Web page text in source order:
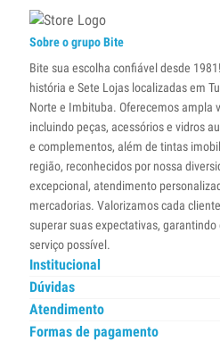
Sobre o grupo Bite
Bite sua escolha confiável desde
história e Sete Lojas localizadas em
Norte e Imbituba. Oferecemos ampla
incluindo peças, acessórios e vidros
e complementos, além de tintas
região, reconhecidos por nossa
excepcional, atendimento
mercadorias. Valorizamos cada
superar suas expectativas,
serviço possível.
Institucional
Dúvidas
Atendimento
Formas de pagamento